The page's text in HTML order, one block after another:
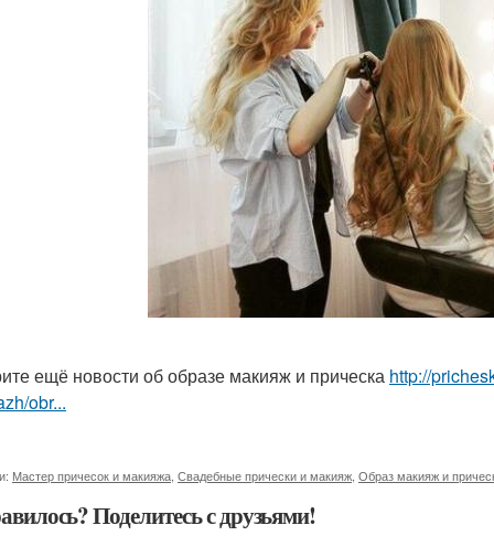
ещё новости об образе макияж и прическа http://
obr...
Мастер причесок и макияжа Свадебные прически и макияж Образ макияж и
Поделитесь с друзьями!